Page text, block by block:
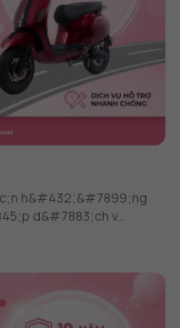
h&#432;&#7899;ng
d&#7883;ch v...